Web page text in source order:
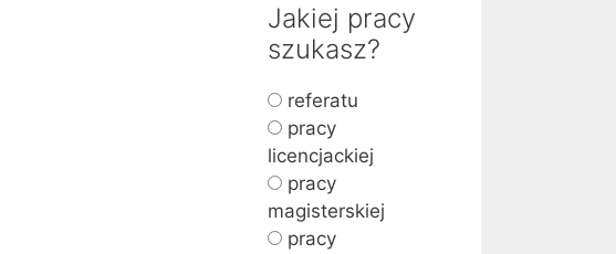
Jakiej pracy
szukasz?
referatu
pracy
licencjackiej
pracy
magisterskiej
pracy